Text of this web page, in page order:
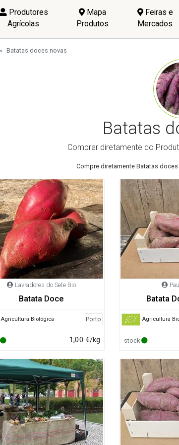
Produtores
Agrícolas
Mapa
Produtos
Feiras e
Mercados
Batatas doces novas
Batatas
Comprar diretamente do
Compre diretamente Batatas
Lavradores do Sete Bio
Batata Doce
Agricultura Biológica Porto
1,00 €/kg
Batata
Agricultura
stock